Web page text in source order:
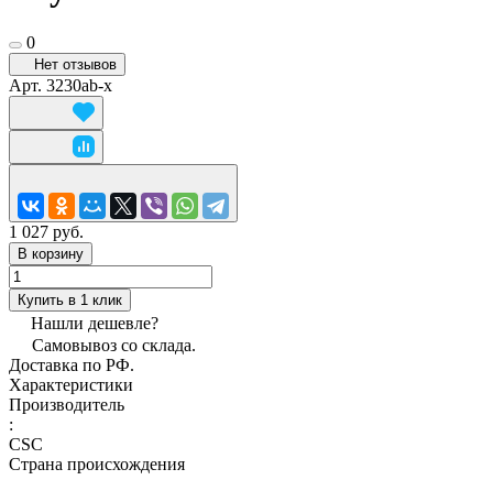
0
Нет отзывов
Арт. 3230ab-x
1 027 руб.
В корзину
Купить в 1 клик
Нашли дешевле?
Самовывоз со склада.
Доставка по РФ.
Характеристики
Производитель
:
CSC
Страна происхождения